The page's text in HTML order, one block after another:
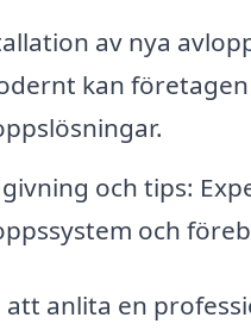
av nya
kan
och tips:
och
att anlita en